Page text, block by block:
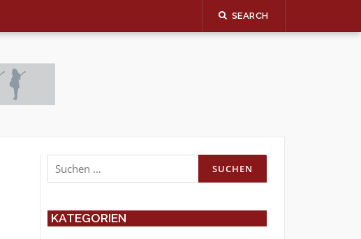
SEARCH
Suchen
nach:
KATEGORIEN